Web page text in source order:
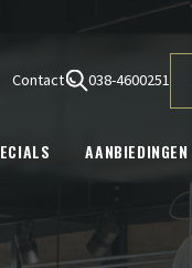
Contact 038-4600251
AANBIEDINGEN